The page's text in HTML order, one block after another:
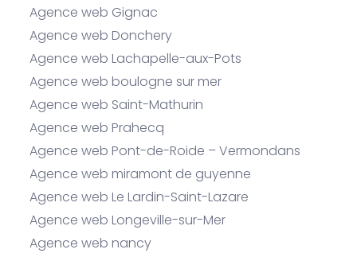
Agence web Gignac
Agence web Donchery
Agence web Lachapelle-aux-Pots
Agence web boulogne sur mer
Agence web Saint-Mathurin
Agence web Prahecq
Agence web Pont-de-Roide – Vermondans
Agence web miramont de guyenne
Agence web Le Lardin-Saint-Lazare
Agence web Longeville-sur-Mer
Agence web nancy